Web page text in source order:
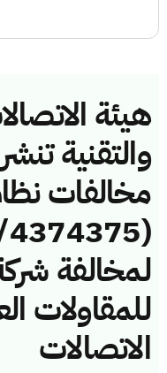
هيئة
والتقنية
مخالفات
لمخالفة
للمقاولات
الاتصالات